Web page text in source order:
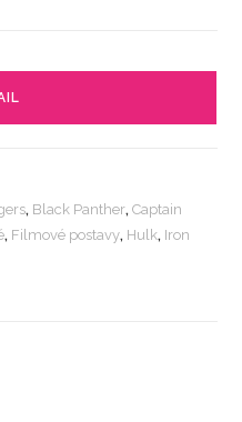
, Black Panther,Captain
, Filmové postavy, Hulk, Iron